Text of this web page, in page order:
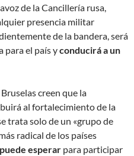
de la Cancillería rusa,
presencia militar
de la bandera, será
para el país yconducirá a un
creen que la
al fortalecimiento de la
trata solo de un «grupo de
radical de los países
esperar para participar